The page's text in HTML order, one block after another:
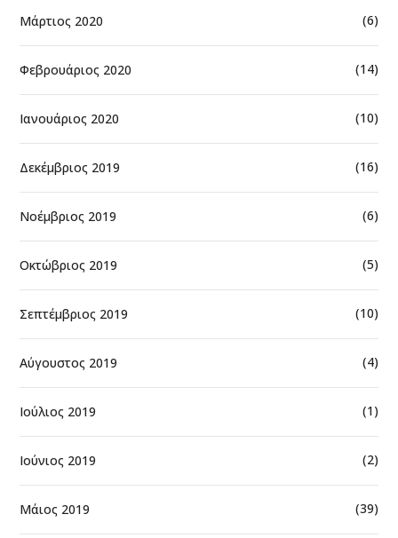
Μάρτιος 2020 (6)
Φεβρουάριος 2020 (14)
Ιανουάριος 2020 (10)
Δεκέμβριος 2019 (16)
Νοέμβριος 2019 (6)
Οκτώβριος 2019 (5)
Σεπτέμβριος 2019 (10)
Αύγουστος 2019 (4)
Ιούλιος 2019 (1)
Ιούνιος 2019 (2)
Μάιος 2019 (39)